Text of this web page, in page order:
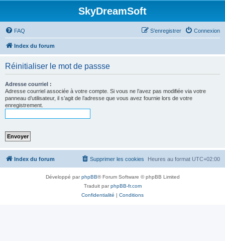
SkyDreamSoft
FAQ Connexion
S’enregistrer
Index du forum
Réinitialiser le mot de passse
Adresse courriel :
Adresse courriel associée à votre compte. Si vous ne l’avez pas modifiée via votre
panneau d’utilisateur, il s’agit de l’adresse que vous avez fournie lors de votre
enregistrement.
Index du forum Heures au format UTC+02:00
Supprimer les cookies
Développé parphpBB® Forum Software © phpBB Limited
Traduit parphpBB-fr.com
Confidentialité | Conditions